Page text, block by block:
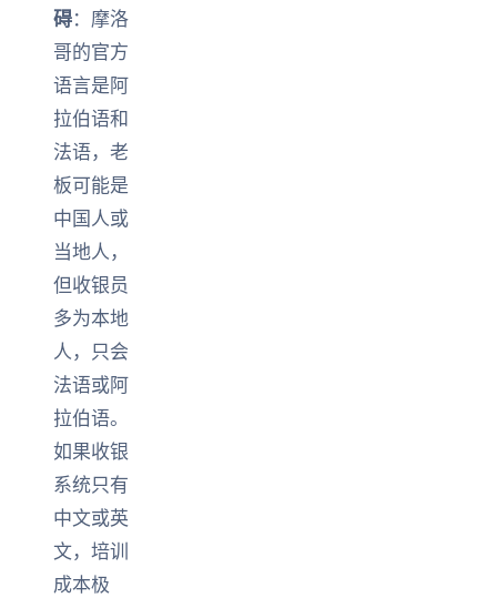
碍：摩洛
哥的官方
语言是阿
拉伯语和
法语，老
板可能是
中国人或
当地人，
但收银员
多为本地
人，只会
法语或阿
拉伯语。
如果收银
系统只有
中文或英
文，培训
成本极